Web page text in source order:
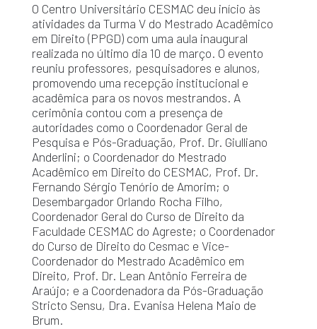
O Centro Universitário CESMAC deu início às
atividades da Turma V do Mestrado Acadêmico
em Direito (PPGD) com uma aula inaugural
realizada no último dia 10 de março. O evento
reuniu professores, pesquisadores e alunos,
promovendo uma recepção institucional e
acadêmica para os novos mestrandos. A
cerimônia contou com a presença de
autoridades como o Coordenador Geral de
Pesquisa e Pós-Graduação, Prof. Dr. Giulliano
Anderlini; o Coordenador do Mestrado
Acadêmico em Direito do CESMAC, Prof. Dr.
Fernando Sérgio Tenório de Amorim; o
Desembargador Orlando Rocha Filho,
Coordenador Geral do Curso de Direito da
Faculdade CESMAC do Agreste; o Coordenador
do Curso de Direito do Cesmac e Vice-
Coordenador do Mestrado Acadêmico em
Direito, Prof. Dr. Lean Antônio Ferreira de
Araújo; e a Coordenadora da Pós-Graduação
Stricto Sensu, Dra. Evanisa Helena Maio de
Brum.